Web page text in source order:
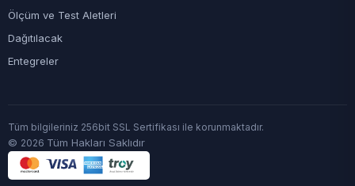
Ölçüm ve Test Aletleri
Dağıtılacak
Entegreler
Tüm bilgileriniz 256bit SSL Sertifikası ile korunmaktadır.
© 2026 Tüm Hakları Saklıdır